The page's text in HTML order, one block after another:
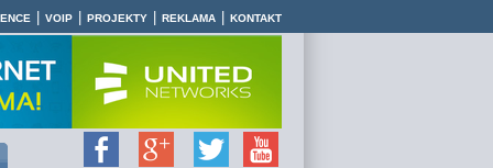
VOIP PROJEKTY REKLAMA KONTAKT